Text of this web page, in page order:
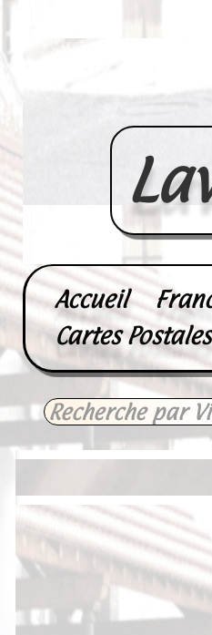
Accueil
Cartes